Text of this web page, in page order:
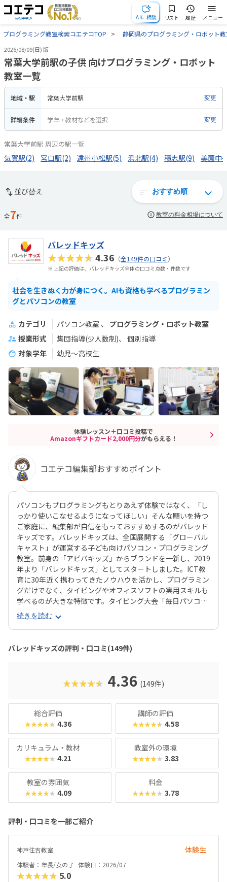
AIに相談 リスト 履歴 メニュー
プログラミング教室検索コエテコTOP 静岡県のプログラミング・ロボット
2026/08/09(日) 版
常葉大学前駅の子供 向けプログラミング・ロボット
教室一覧
地域・駅 常葉大学前駅 変更
詳細条件 学年・教材などを選択 変更
常葉大学前駅 周辺の駅一覧
気賀駅(2) 宮口駅(2) 遠州小松駅(5) 浜北駅(4) 積志駅(9) 美薗中
並び替え
全7件 教室の料金相場について
バレッドキッズ
★★★★★4.36 （全149件の口コミ）
※ 上記の評価は、バレッドキッズ全体の口コミ点数・件数です
社会を生きぬく力が身につく。AIも資格も学べるプログラミン
グとパソコンの教室
カテゴリ パソコン教室
プログラミング・ロボット教室
授業形式
集団指導(少人数制)
個別指導
対象学年
幼児～高校生
体験レッスン＋口コミ投稿で
Amazonギフトカード2,000円分がもらえる！
コエテコ編集部おすすめポイント
パソコンもプログラミングもとりあえず体験ではなく、「し
っかり使いこなせるようになってほしい」そんな願いを持つ
ご家庭に、編集部が自信をもっておすすめするのがバレッド
キッズです。バレッドキッズは、全国展開する「グローバル
キャスト」が運営する子ども向けパソコン・プログラミング
教室。前身の「アビバキッズ」からブランドを一新し、2019
年より「バレッドキッズ」としてスタートしました。ICT教
育に30年近く携わってきたノウハウを活かし、プログラミン
グだけでなく、タイピングやオフィスソフトの実用スキルも
学べるのが大きな特徴です。タイピング大会「毎日パソコン
入力コンクール」では、全国大会に15名が出場。中には内閣
総理大臣賞や文部科学大臣賞を受賞する生徒も。遊びの延長
では終わらない、本格的なパソコンスキルが身につきます。
プログラミング面も充実しており、「ロボットを動かす」
「プレゼンで想いを伝える」など、考える力・表現する力・
ランプリ」では、受講生たちが全国から集い、アイデアを発
表するプレゼン大会も行われています。「楽しいだけじゃな
です。
続きを読む
バレッドキッズの評判・口コミ(149件)
★★★★★ 4.36 (149件)
総合評価
★★★★★ 4.36
講師の評価
★★★★★ 4.58
カリキュラム・教材
★★★★★ 4.21
教室外の環境
★★★★★ 3.83
教室の雰囲気
★★★★★ 4.09
料金
★★★★★ 3.78
評判・口コミを一部ご紹介
神戸住吉教室 体験生
体験者：年長/女の子 体験日：2026/07
★★★★★ 5.0